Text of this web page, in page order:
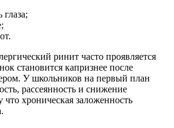
ринит часто проявляется
становится капризнее после
У школьников на первый план
рассеянность и снижение
хроническая заложенность